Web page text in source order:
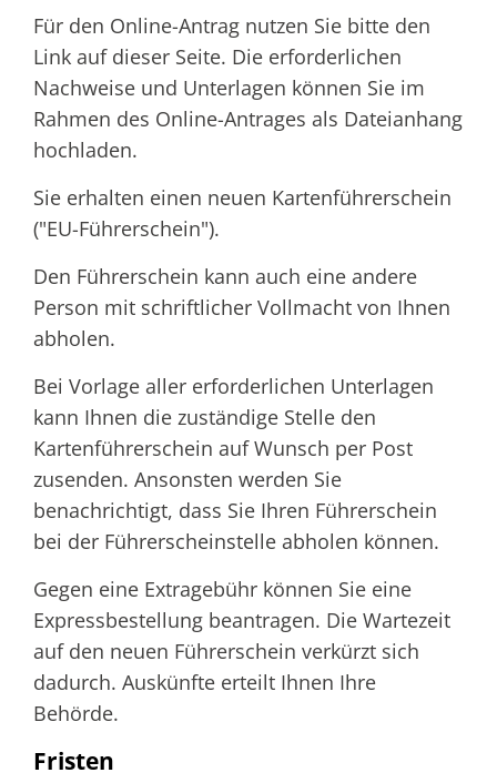
Für den Online-Antrag nutzen Sie bitte den
Link auf dieser Seite. Die erforderlichen
Nachweise und Unterlagen können Sie im
Rahmen des Online-Antrages als Dateianhang
hochladen.
Sie erhalten einen neuen Kartenführerschein
("EU-Führerschein").
Den Führerschein kann auch eine andere
Person mit schriftlicher Vollmacht von Ihnen
abholen.
Bei Vorlage aller erforderlichen Unterlagen
kann Ihnen die zuständige Stelle den
Kartenführerschein auf Wunsch per Post
zusenden. Ansonsten werden Sie
benachrichtigt, dass Sie Ihren Führerschein
bei der Führerscheinstelle abholen können.
Gegen eine Extragebühr können Sie eine
Expressbestellung beantragen. Die Wartezeit
auf den neuen Führerschein verkürzt sich
dadurch. Auskünfte erteilt Ihnen Ihre
Behörde.
Fristen